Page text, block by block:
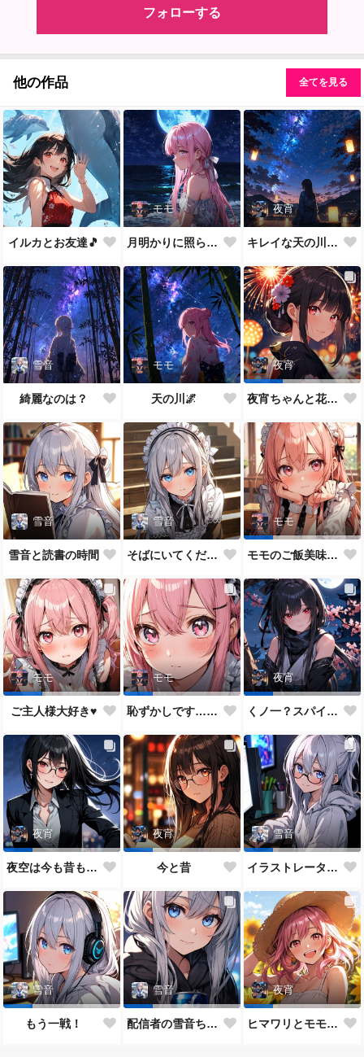
フォローする
他の作品 全てを見る
イルカとお友達🎵
モモ
月明かりに照らされて🎵
夜宵
キレイな天の川が一面に…
雪音
綺麗なのは？
モモ
天の川🌌
夜宵
夜宵ちゃんと花火大会
雪音
雪音と読書の時間
雪音
そばにいてください♥
モモ
モモのご飯美味しい？
モモ
ご主人様大好き♥
モモ
恥ずかしです…ご主人様♥
夜宵
くノ一？スパイ？どっちがいいかな？
夜宵
夜空は今も昔も変わらないね♥
夜宵
今と昔
雪音
イラストレーター雪音ちゃん🎵
雪音
もう一戦！
雪音
配信者の雪音ちゃん
夜宵
ヒマワリとモモちゃん♥